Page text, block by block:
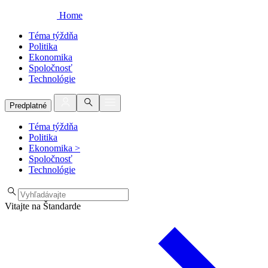
Home
Téma týždňa
Politika
Ekonomika
Spoločnosť
Technológie
Predplatné
Téma týždňa
Politika
Ekonomika >
Spoločnosť
Technológie
Vitajte na Štandarde